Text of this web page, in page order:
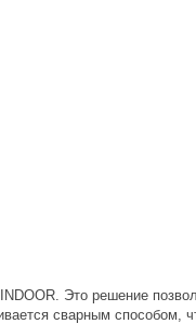
Это решение
сварным способом,